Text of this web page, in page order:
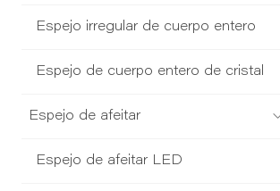
Espejo irregular de cuerpo entero
Espejo de cuerpo entero de cristal
Espejo de afeitar
Espejo de afeitar LED